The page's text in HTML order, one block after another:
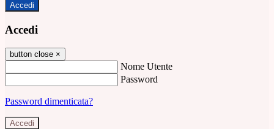
Accedi
Accedi
button close ×
Nome Utente
Password
Password dimenticata?